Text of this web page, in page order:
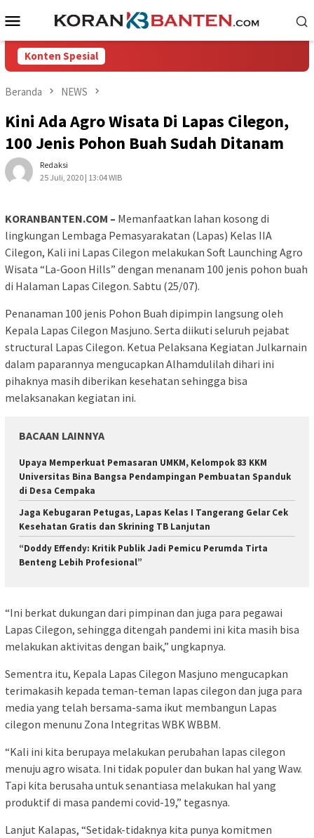
ke
Menu
Mobile
Konten Spesial
Beranda NEWS
Kini Ada Agro Wisata Di Lapas Cilegon,
100 Jenis Pohon Buah Sudah Ditanam
Redaksi
25 Juli, 2020 | 13:04 WIB
KORANBANTEN.COM – Memanfaatkan lahan kosong di
lingkungan Lembaga Pemasyarakatan (Lapas) Kelas IIA
Cilegon, Kali ini Lapas Cilegon melakukan Soft Launching Agro
Wisata “La-Goon Hills” dengan menanam 100 jenis pohon buah
di Halaman Lapas Cilegon. Sabtu (25/07).
Penanaman 100 jenis Pohon Buah dipimpin langsung oleh
Kepala Lapas Cilegon Masjuno. Serta diikuti seluruh pejabat
structural Lapas Cilegon. Ketua Pelaksana Kegiatan Julkarnain
dalam paparannya mengucapkan Alhamdulilah dihari ini
pihaknya masih diberikan kesehatan sehingga bisa
melaksanakan kegiatan ini.
BACAAN LAINNYA
Upaya Memperkuat Pemasaran UMKM, Kelompok 83 KKM
Universitas Bina Bangsa Pendampingan Pembuatan Spanduk
di Desa Cempaka
Jaga Kebugaran Petugas, Lapas Kelas I Tangerang Gelar Cek
Kesehatan Gratis dan Skrining TB Lanjutan
“Doddy Effendy: Kritik Publik Jadi Pemicu Perumda Tirta
Benteng Lebih Profesional”
“Ini berkat dukungan dari pimpinan dan juga para pegawai
Lapas Cilegon, sehingga ditengah pandemi ini kita masih bisa
melakukan aktivitas dengan baik,” ungkapnya.
Sementra itu, Kepala Lapas Cilegon Masjuno mengucapkan
terimakasih kepada teman-teman lapas cilegon dan juga para
media yang telah bersama-sama ikut membangun Lapas
cilegon menunu Zona Integritas WBK WBBM.
“Kali ini kita berupaya melakukan perubahan lapas cilegon
menuju agro wisata. Ini tidak populer dan bukan hal yang Waw.
Tapi kita berusaha untuk senantiasa melakukan hal yang
produktif di masa pandemi covid-19,” tegasnya.
Lanjut Kalapas, “Setidak-tidaknya kita punya komitmen